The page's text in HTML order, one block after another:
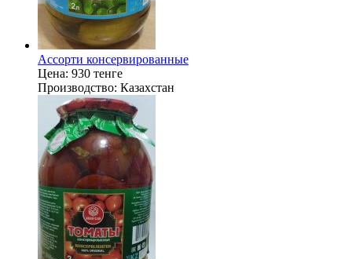
Ассорти консервированные
Цена: 930 тенге
Производство: Казахстан